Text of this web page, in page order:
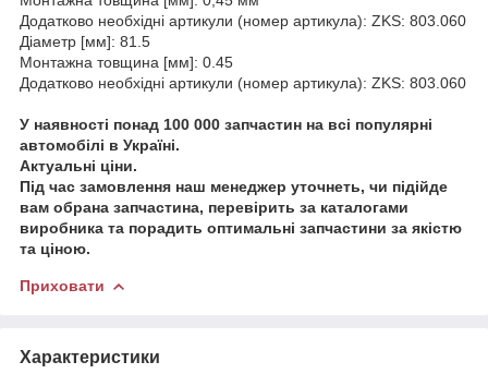
Додатково необхідні артикули (номер артикула): ZKS: 803.060
Діаметр [мм]: 81.5
Монтажна товщина [мм]: 0.45
Додатково необхідні артикули (номер артикула): ZKS: 803.060
У наявності понад 100 000 запчастин на всі популярні
автомобілі в Україні.
Актуальні ціни.
Під час замовлення наш менеджер уточнеть, чи підійде
вам обрана запчастина, перевірить за каталогами
виробника та порадить оптимальні запчастини за якістю
та ціною.
Приховати
Характеристики